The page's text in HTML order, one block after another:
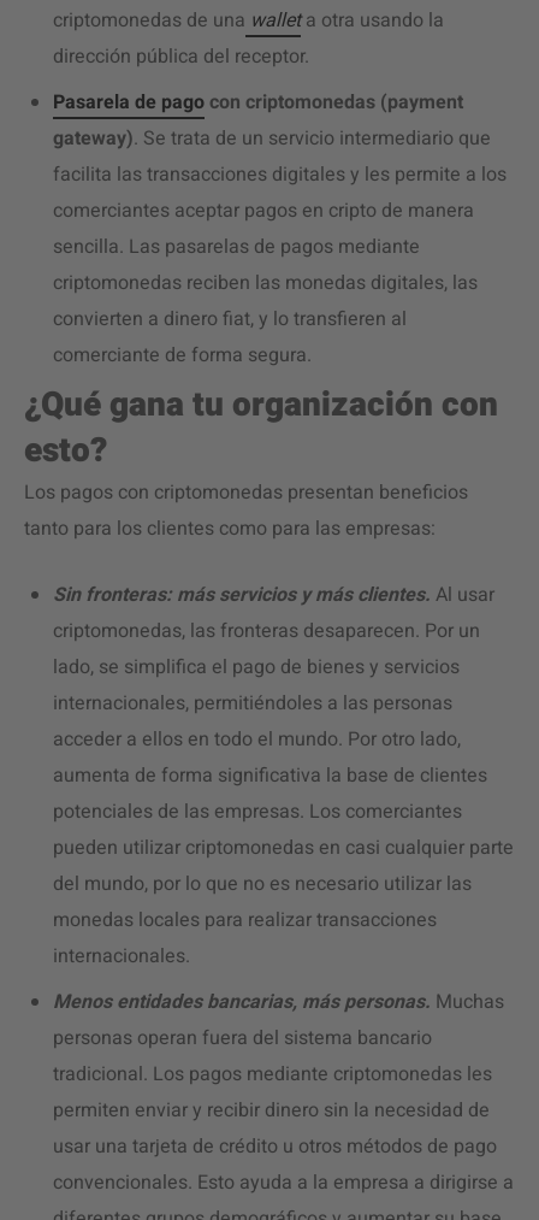
criptomonedas de una wallet a otra usando la
dirección pública del receptor.
Pasarela de pagocon criptomonedas (payment
gateway). Se trata de un servicio intermediario que
facilita las transacciones digitales y les permite a los
comerciantes aceptar pagos en cripto de manera
sencilla. Las pasarelas de pagos mediante
criptomonedas reciben las monedas digitales, las
convierten a dinero fiat, y lo transfieren al
comerciante de forma segura.
¿Qué gana tu organización con
esto?
Los pagos con criptomonedas presentan beneficios
tanto para los clientes como para las empresas:
Sin fronteras: más servicios y más clientes. Al usar
criptomonedas, las fronteras desaparecen. Por un
lado, se simplifica el pago de bienes y servicios
internacionales, permitiéndoles a las personas
acceder a ellos en todo el mundo. Por otro lado,
aumenta de forma significativa la base de clientes
potenciales de las empresas. Los comerciantes
pueden utilizar criptomonedas en casi cualquier parte
del mundo, por lo que no es necesario utilizar las
monedas locales para realizar transacciones
internacionales.
Menos entidades bancarias, más personas. Muchas
personas operan fuera del sistema bancario
tradicional. Los pagos mediante criptomonedas les
permiten enviar y recibir dinero sin la necesidad de
usar una tarjeta de crédito u otros métodos de pago
convencionales. Esto ayuda a la empresa a dirigirse a